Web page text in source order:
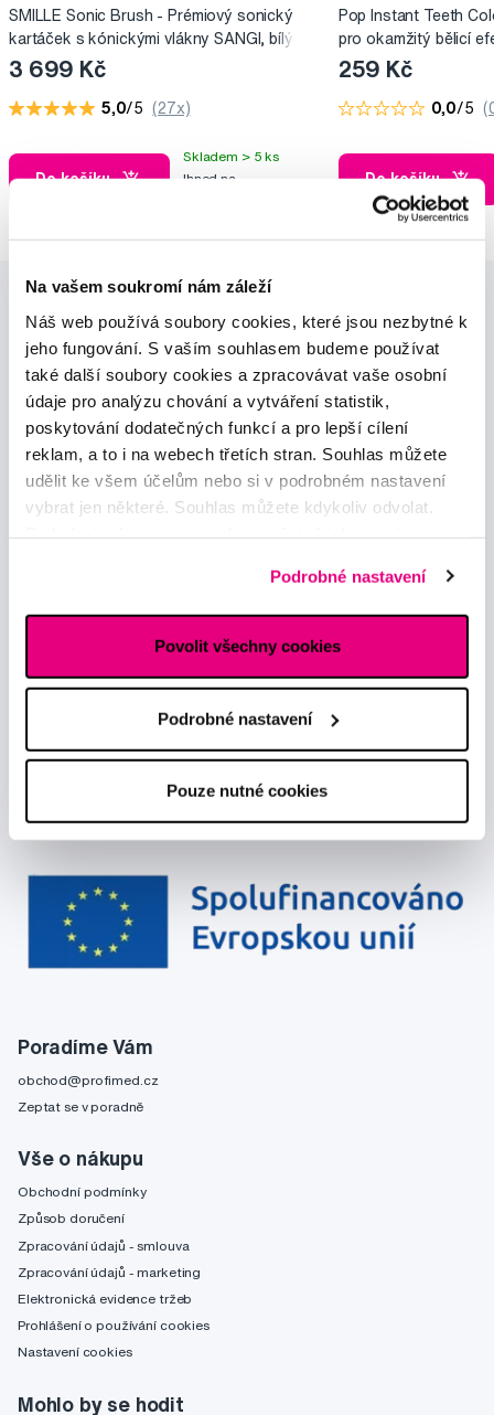
Na vašem soukromí nám záleží
Náš web používá soubory cookies, které jsou nezbytné k
jeho fungování. S vaším souhlasem budeme používat
také další soubory cookies a zpracovávat vaše osobní
údaje pro analýzu chování a vytváření statistik,
poskytování dodatečných funkcí a pro lepší cílení
reklam, a to i na webech třetích stran. Souhlas můžete
udělit ke všem účelům nebo si v podrobném nastavení
vybrat jen některé. Souhlas můžete kdykoliv odvolat.
Podrobné nastavení
Povolit všechny cookies
Podrobné nastavení
Pouze nutné cookies
SMILLE Sonic Brush - Prémiový sonický
kartáček s kónickými vlákny SANGI, bílý
3 699 Kč
5,0/5 (27x)
Do košíku
Skladem > 5 ks
Ihned na
Pop Instant Teeth
pro okamžitý bělicí
259 Kč
0,0/5
Do košíku
Poradíme Vám
obchod@profimed.cz
Zeptat se v poradně
Vše o nákupu
Obchodní podmínky
Způsob doručení
Zpracování údajů - smlouva
Zpracování údajů - marketing
Elektronická evidence tržeb
Prohlášení o používání cookies
Nastavení cookies
Mohlo by se hodit
Novinky a nabídky
Odebírat
Chci dostávat informace o novinkách a akčních nabídkách
zpracováním osobních údajůpro tyto účely.